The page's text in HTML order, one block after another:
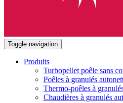
Toggle navigation
Produits
Turbopellet poêle sans
Poêles à granulés
Thermo-poêles à
Chaudières à granulés